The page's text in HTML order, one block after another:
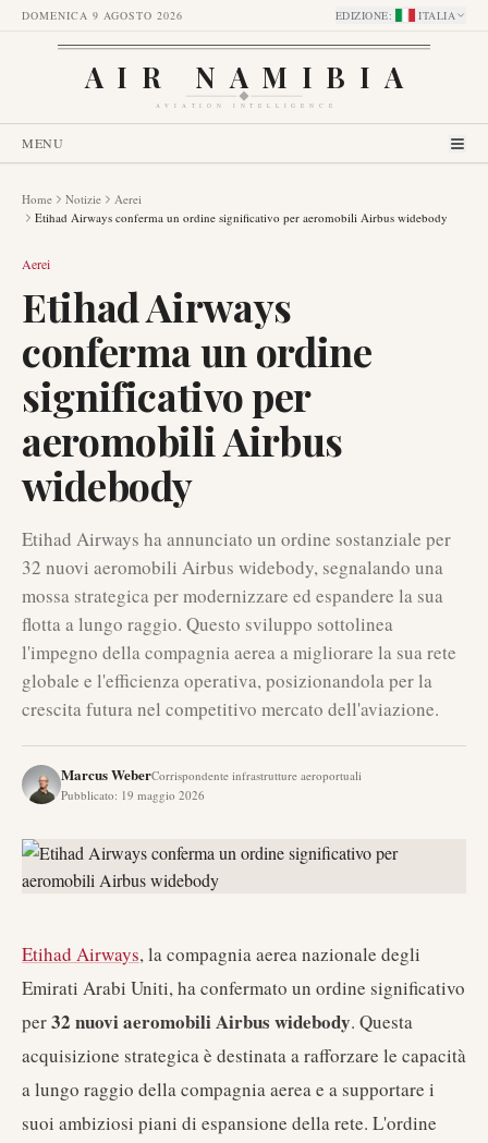
DOMENICA 9 AGOSTO 2026 EDIZIONE: ITALIA
AIR NAMIBIA
AVIATION INTELLIGENCE
MENU
Home Notizie
Aerei
Etihad Airways conferma un ordine significativo per aeromobili Airbus widebody
Aerei
Etihad Airways
conferma un ordine
significativo per
aeromobili Airbus
widebody
Etihad Airways ha annunciato un ordine sostanziale per
32 nuovi aeromobili Airbus widebody, segnalando una
mossa strategica per modernizzare ed espandere la sua
flotta a lungo raggio. Questo sviluppo sottolinea
l'impegno della compagnia aerea a migliorare la sua rete
globale e l'efficienza operativa, posizionandola per la
crescita futura nel competitivo mercato dell'aviazione.
Marcus WeberCorrispondente infrastrutture aeroportuali
Pubblicato: 19 maggio 2026
Etihad Airways, la compagnia aerea nazionale degli
Emirati Arabi Uniti, ha confermato un ordine significativo
per32 nuovi aeromobili Airbus widebody. Questa
acquisizione strategica è destinata a rafforzare le capacità
a lungo raggio della compagnia aerea e a supportare i
suoi ambiziosi piani di espansione della rete. L'ordine